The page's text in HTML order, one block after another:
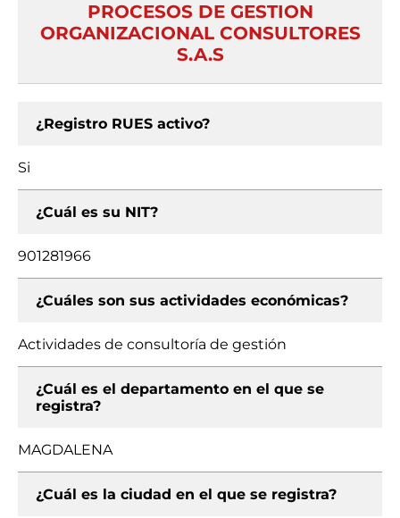
PROCESOS DE GESTION
ORGANIZACIONAL CONSULTORES
S.A.S
¿Registro RUES activo?
Si
¿Cuál es su NIT?
901281966
¿Cuáles son sus actividades económicas?
Actividades de consultoría de gestión
¿Cuál es el departamento en el que se
registra?
MAGDALENA
¿Cuál es la ciudad en el que se registra?